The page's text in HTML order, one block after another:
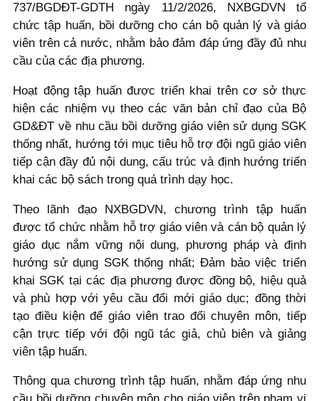
737/BGDĐT-GDTH ngày 11/2/2026, NXBGDVN tổ
chức tập huấn, bồi dưỡng cho cán bộ quản lý và giáo
viên trên cả nước, nhằm bảo đảm đáp ứng đầy đủ nhu
cầu của các địa phương.
Hoạt động tập huấn được triển khai trên cơ sở thực
hiện các nhiệm vụ theo các văn bản chỉ đạo của Bộ
GD&ĐT về nhu cầu bồi dưỡng giáo viên sử dụng SGK
thống nhất, hướng tới mục tiêu hỗ trợ đội ngũ giáo viên
tiếp cận đầy đủ nội dung, cấu trúc và định hướng triển
khai các bộ sách trong quá trình dạy học.
Theo lãnh đạo NXBGDVN, chương trình tập huấn
được tổ chức nhằm hỗ trợ giáo viên và cán bộ quản lý
giáo dục nắm vững nội dung, phương pháp và định
hướng sử dụng SGK thống nhất; Đảm bảo việc triển
khai SGK tại các địa phương được đồng bộ, hiệu quả
và phù hợp với yêu cầu đổi mới giáo dục; đồng thời
tạo điều kiện để giáo viên trao đổi chuyên môn, tiếp
cận trực tiếp với đội ngũ tác giả, chủ biên và giảng
viên tập huấn.
Thông qua chương trình tập huấn, nhằm đáp ứng nhu